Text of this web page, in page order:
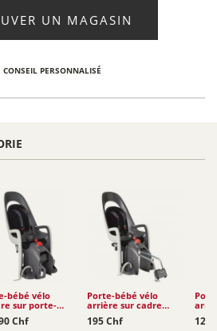
UN MAGASIN
CONSEIL PERSONNALISÉ
bébé vélo
sur porte-
Hamax
Chf
Porte-bébé vélo
arrière sur cadre
Hamax Caress
195 Chf 129